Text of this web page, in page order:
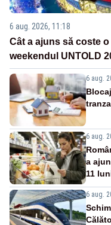
6 aug. 2026, 11:18
Cât a ajuns să coste
weekendul UNTOLD
6 aug.
6 aug.
a
11
6 aug.